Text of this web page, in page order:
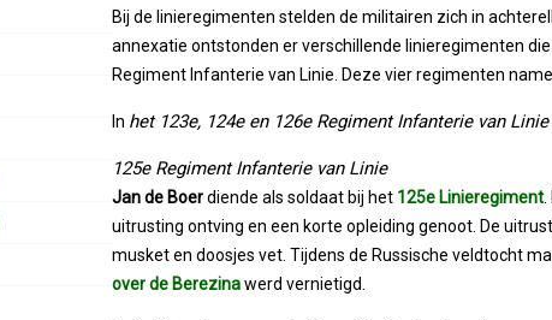
Bij de linieregimenten stelden de militairen zich in
annexatie ontstonden er verschillende linieregimenten
Regiment Infanterie van Linie. Deze vier regimenten
In het 123e, 124e en 126e Regiment Infanterie van Linie
125e Regiment Infanterie van Linie
Jan de Boerdiende als soldaat bij het 125e Linieregiment
uitrusting ontving en een korte opleiding genoot. De
musket en doosjes vet. Tijdens de Russische veldtocht
over de Berezinawerd vernietigd.